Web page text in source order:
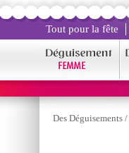
Tout pour la fête
Des Déguisements /